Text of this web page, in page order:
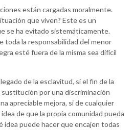
están cargadas moralmente.
que viven? Este es un
se ha evitado sistemáticamente.
toda la responsabilidad del menor
esté fuera de la misma sea difícil
de la esclavitud, si el fin de la
por una discriminación
apreciable mejora, si de cualquier
de que la propia comunidad pueda
idea puede hacer que encajen todas